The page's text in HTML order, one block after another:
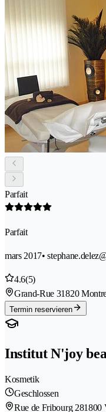
Parfait
Parfait
mars 2017•
4.6(5)
Grand-Rue 31820
Termin reservieren
Institut N'joy
Kosmetik
Geschlossen
Rue de Fribourg 281800